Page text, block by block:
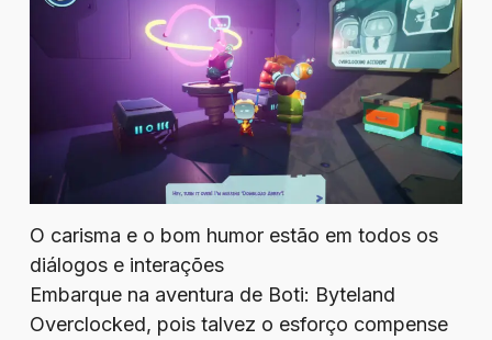
O carisma e o bom humor estão em todos os
diálogos e interações
Embarque na aventura de Boti: Byteland
Overclocked, pois talvez o esforço compense